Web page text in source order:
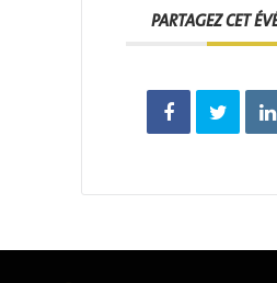
PARTAGEZ CET